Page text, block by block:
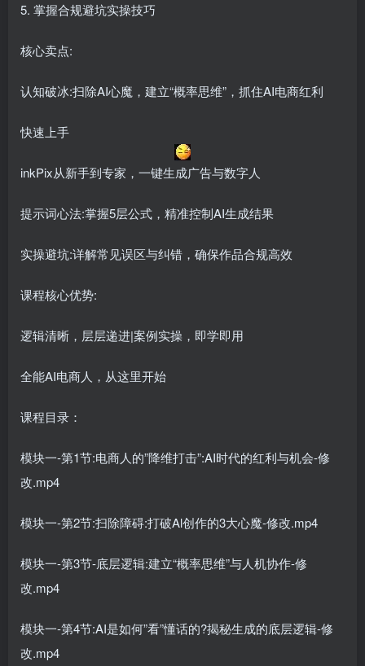
5. 掌握合规避坑实操技巧
核心卖点:
认知破冰:扫除AI心魔，建立“概率思维”，抓住AI电商红利
快速上手
inkPix从新手到专家，一键生成广告与数字人
提示词心法:掌握5层公式，精准控制AI生成结果
实操避坑:详解常见误区与纠错，确保作品合规高效
课程核心优势:
逻辑清晰，层层递进|案例实操，即学即用
全能AI电商人，从这里开始
课程目录：
模块一-第1节:电商人的”降维打击”:AI时代的红利与机会-修
改.mp4
模块一-第2节:扫除障碍:打破Al创作的3大心魔-修改.mp4
模块一-第3节-底层逻辑:建立“概率思维”与人机协作-修
改.mp4
模块一-第4节:AI是如何”看”懂话的?揭秘生成的底层逻辑-修
改.mp4